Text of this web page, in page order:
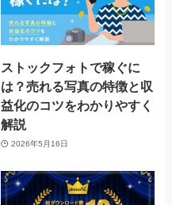
ストックフォトで稼ぐに
は？売れる写真の特徴と収
益化のコツをわかりやすく
解説
2026年5月16日